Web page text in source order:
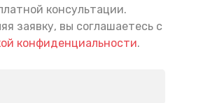
консультации.
заявку, вы соглашаетесь с
конфиденциальности.